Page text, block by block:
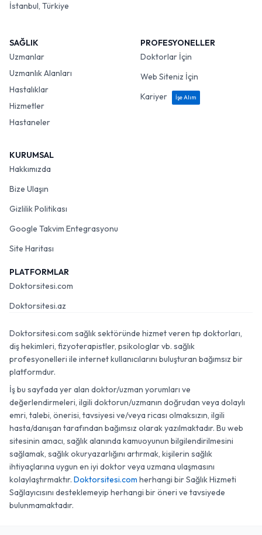
İstanbul, Türkiye
SAĞLIK
Uzmanlar
Uzmanlık Alanları
Hastalıklar
Hizmetler
Hastaneler
PROFESYONELLER
Doktorlar İçin
Web Siteniz İçin
Kariyer
İşe Alım
KURUMSAL
Hakkımızda
Bize Ulaşın
Gizlilik Politikası
Google Takvim Entegrasyonu
Site Haritası
PLATFORMLAR
Doktorsitesi.com
Doktorsitesi.az
Doktorsitesi.com sağlık sektöründe hizmet veren tıp doktorları,
diş hekimleri, fizyoterapistler, psikologlar vb. sağlık
profesyonelleri ile internet kullanıcılarını buluşturan bağımsız bir
platformdur.
İş bu sayfada yer alan doktor/uzman yorumları ve
değerlendirmeleri, ilgili doktorun/uzmanın doğrudan veya dolaylı
emri, talebi, önerisi, tavsiyesi ve/veya ricası olmaksızın, ilgili
hasta/danışan tarafından bağımsız olarak yazılmaktadır. Bu web
sitesinin amacı, sağlık alanında kamuoyunun bilgilendirilmesini
sağlamak, sağlık okuryazarlığını artırmak, kişilerin sağlık
ihtiyaçlarına uygun en iyi doktor veya uzmana ulaşmasını
kolaylaştırmaktır. Doktorsitesi.com herhangi bir Sağlık Hizmeti
Sağlayıcısını desteklemeyip herhangi bir öneri ve tavsiyede
bulunmamaktadır.